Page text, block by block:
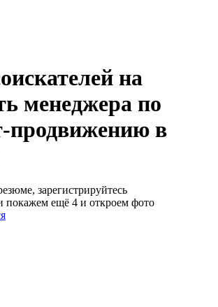
на
менеджера по
продвижению в
зарегистрируйтесь
покажем ещё 4 и откроем фото